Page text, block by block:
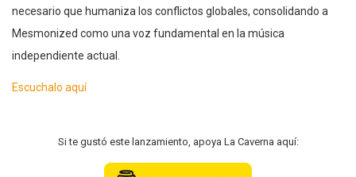
necesario que humaniza los conflictos globales, consolidando a
Mesmonized como una voz fundamental en la música
independiente actual.
Escuchalo aquí
Si te gustó este lanzamiento, apoya La Caverna aquí: